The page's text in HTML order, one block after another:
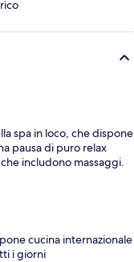
spa in loco, che dispone
pausa di puro relax
includono massaggi.
cucina internazionale
i giorni